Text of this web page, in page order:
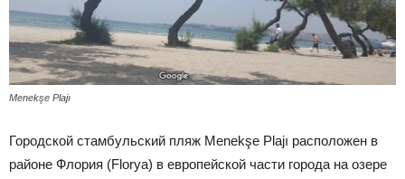
Menekşe Plajı
Городской стамбульский пляж Menekşe Plajı расположен в
районе Флория (Florya) в европейской части города на озере